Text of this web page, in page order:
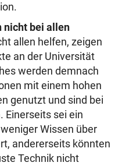
nicht bei allen
allen helfen, zeigen
an der Universität
werden demnach
mit einem hohen
genutzt und sind bei
Einerseits sei ein
Wissen über
andererseits könnten
Technik nicht